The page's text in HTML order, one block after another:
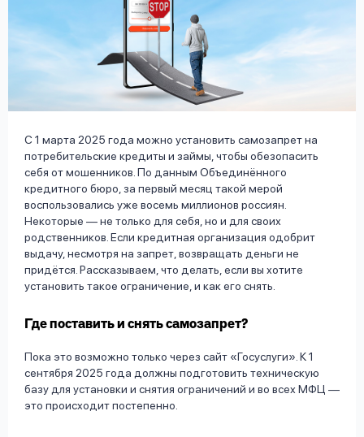
С 1 марта 2025 года можно установить самозапрет на
потребительские кредиты и займы, чтобы обезопасить
себя от мошенников. По данным Объединённого
кредитного бюро, за первый месяц такой мерой
воспользовались уже восемь миллионов россиян.
Некоторые — не только для себя, но и для своих
родственников. Если кредитная организация одобрит
выдачу, несмотря на запрет, возвращать деньги не
придётся. Рассказываем, что делать, если вы хотите
установить такое ограничение, и как его снять.
Где поставить и снять самозапрет?
Пока это возможно только через сайт «Госуслуги». К 1
сентября 2025 года должны подготовить техническую
базу для установки и снятия ограничений и во всех МФЦ —
это происходит постепенно.
Оформить заявку
Войти под другим номером
вопрос
Ответы
на
вопросы